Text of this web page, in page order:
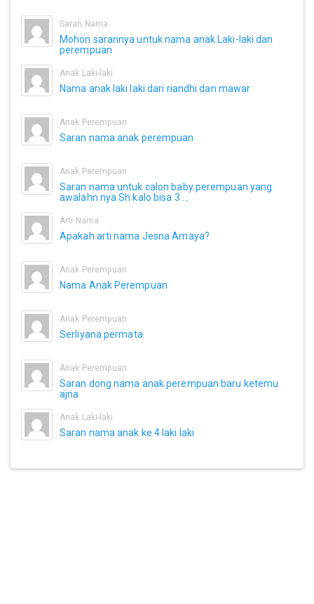
Saran Nama
Mohon sarannya untuk nama anak Laki-laki dan
perempuan
Anak Laki-laki
Nama anak laki laki dari riandhi dan mawar
Anak Perempuan
Saran nama anak perempuan
Anak Perempuan
Saran nama untuk calon baby perempuan yang
awalahn nya Sh kalo bisa 3 ...
Arti Nama
Apakah arti nama Jesna Amaya?
Anak Perempuan
Nama Anak Perempuan
Anak Perempuan
Serliyana permata
Anak Perempuan
Saran dong nama anak perempuan baru ketemu
ajna
Anak Laki-laki
Saran nama anak ke 4 laki laki